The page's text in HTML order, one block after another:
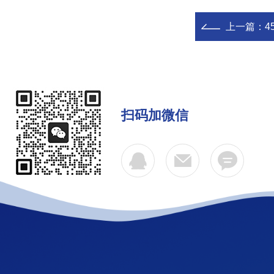
上一篇：
扫码加微信